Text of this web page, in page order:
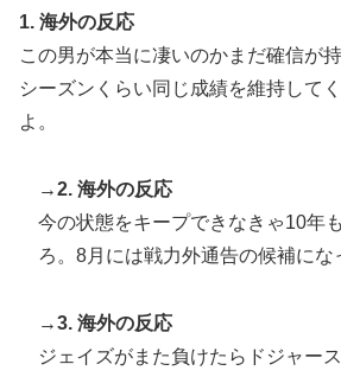
というけど、実際の現地の様子がこ
海外「今年、夏の暑さが厳しい日本
てるらしい！ｗ」外国人が驚いた
の差に海外が大騒ぎ
韓国人「SKハイニックスが10%台
家と機関が売り越しを仕掛けコス
海外「日本人はなんて気高いんだ！
した極限の中の日本人の姿に世界が
1. 海外の反応
この男が本当に凄いのかまだ確信が
シーズンくらい同じ成績を維持して
よ。
→2. 海外の反応
今の状態をキープできなきゃ10年
ろ。8月には戦力外通告の候補にな
→3. 海外の反応
ジェイズがまた負けたらドジャー